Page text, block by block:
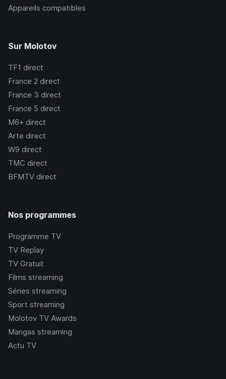
Appareils compatibles
Sur Molotov
TF1 direct
France 2 direct
France 3 direct
France 5 direct
M6+ direct
Arte direct
W9 direct
TMC direct
BFMTV direct
Nos programmes
Programme TV
TV Replay
TV Gratuit
Films streaming
Séries streaming
Sport streaming
Molotov TV Awards
Mangas streaming
Actu TV